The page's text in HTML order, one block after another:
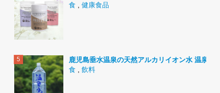
食
健康食品
鹿児島垂水温泉の天然アルカリイオン水 温泉水
食
飲料